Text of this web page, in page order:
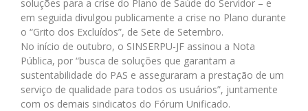
soluções para a crise do Plano de Saúde do Servidor – e
em seguida divulgou publicamente a crise no Plano durante
o “Grito dos Excluídos”, de Sete de Setembro.
No início de outubro, o SINSERPU-JF assinou a Nota
Pública, por “busca de soluções que garantam a
sustentabilidade do PAS e asseguraram a prestação de um
serviço de qualidade para todos os usuários”, juntamente
com os demais sindicatos do Fórum Unificado.